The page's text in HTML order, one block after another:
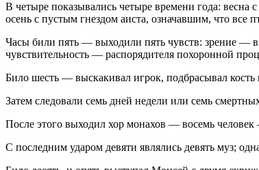
В четыре показывались четыре времени года: весна
осень с пустым гнездом аиста, означавшим, что все
Часы били пять — выходили пять чувств: зрение —
чувствительность — распорядителя похоронной
Било шесть — выскакивал игрок, подбрасывал
Затем следовали семь дней недели или семь
После этого выходил хор монахов — восемь
С последним ударом девяти являлись девять муз;